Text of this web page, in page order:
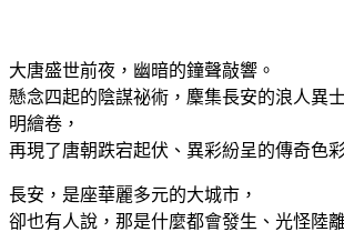
大唐盛世前夜，幽暗的鐘聲敲響。
懸念四起的陰謀祕術，麇集長安的浪人異
明繪卷，
再現了唐朝跌宕起伏、異彩紛呈的傳奇色
長安，是座華麗多元的大城市，
卻也有人說，那是什麼都會發生、光怪